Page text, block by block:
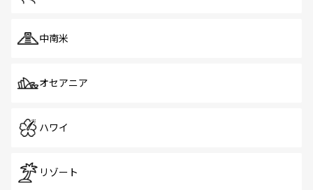
中南米
オセアニア
ハワイ
リゾート